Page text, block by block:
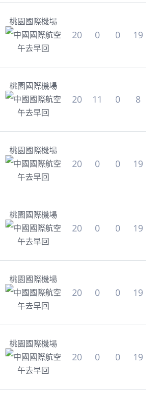
桃園國際機場
中國國際航空
午去早回
20 0 0 19
桃園國際機場
中國國際航空
午去早回
20 11 0 8
桃園國際機場
中國國際航空
午去早回
20 0 0 19
桃園國際機場
中國國際航空
午去早回
20 0 0 19
桃園國際機場
中國國際航空
午去早回
20 0 0 19
桃園國際機場
中國國際航空
午去早回
20 0 0 19